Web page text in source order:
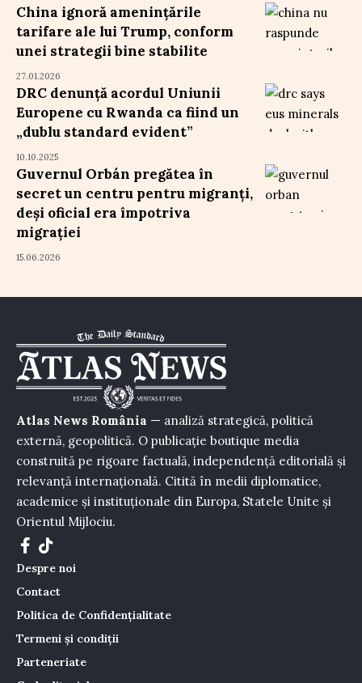
China ignoră amenințările
tarifare ale lui Trump, conform
unei strategii bine stabilite
27.01.2026
DRC denunță acordul Uniunii
Europene cu Rwanda ca fiind un
„dublu standard evident”
10.10.2025
Guvernul Orbán pregătea în
secret un centru pentru migranți,
deși oficial era împotriva
migrației
15.06.2026
Atlas News România — analiză strategică, politică
externă, geopolitică. O publicație boutique media
construită pe rigoare factuală, independență editorială și
relevanță internațională. Citită în medii diplomatice,
academice și instituționale din Europa, Statele Unite și
Orientul Mijlociu.
Despre noi
Contact
Politica de Confidențialitate
Termeni și condiții
Parteneriate